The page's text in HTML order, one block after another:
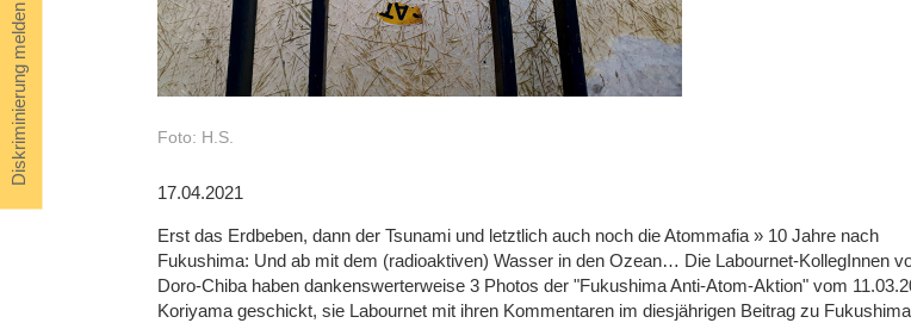
Diskriminierung melden Foto: H.S.
17.04.2021
Erst das Erdbeben, dann der Tsunami und letztlich auch noch die Atommafia » 10 Jahre nach
Fukushima: Und ab mit dem (radioaktiven) Wasser in den Ozean… Die Labournet-KollegInnen
Doro-Chiba haben dankenswerterweise 3 Photos der "Fukushima Anti-Atom-Aktion" vom
Koriyama geschickt, sie Labournet mit ihren Kommentaren im diesjährigen Beitrag zu Fukushima